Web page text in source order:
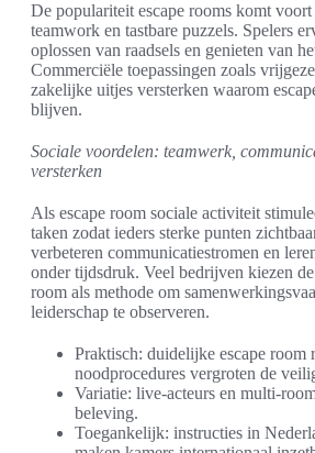
De populariteit escape rooms komt
teamwork en tastbare puzzels. Spelers
oplossen van raadsels en genieten van
Commerciële toepassingen zoals
zakelijke uitjes versterken waarom
blijven.
Sociale voordelen: teamwerk,
versterken
Als escape room sociale activiteit
taken zodat ieders sterke punten
verbeteren communicatiestromen en
onder tijdsdruk. Veel bedrijven kiezen
room als methode om
leiderschap te observeren.
Praktisch: duidelijke escape room
noodprocedures vergroten de
Variatie: live-acteurs en multi-
beleving.
Toegankelijk: instructies in